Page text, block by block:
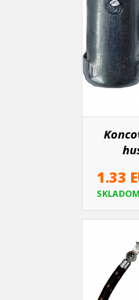
1.33